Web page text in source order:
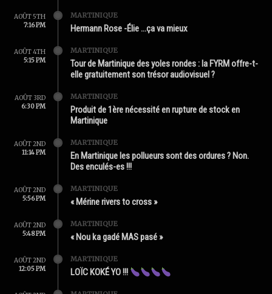
AOÛT 5TH
7:16 PM
MARTINIQUE
Hermann Rose -Élie …ça va mieux
AOÛT 4TH
5:15 PM
MARTINIQUE
Tour de Martinique des yoles rondes : la FYRM offre-t-
elle gratuitement son trésor audiovisuel ?
AOÛT 3RD
6:30 PM
MARTINIQUE
Produit de 1ère nécessité en rupture de stock en
Martinique
AOÛT 2ND
11:14 PM
MARTINIQUE
En Martinique les pollueurs sont des ordures ? Non.
Des enculés-es !!!
AOÛT 2ND
5:56 PM
MARTINIQUE
« Mérine rivers to cross »
AOÛT 2ND
5:48 PM
MARTINIQUE
« Nou ka gadé MAS pasé »
AOÛT 2ND
12:05 PM
MARTINIQUE
LOÏC KOKÉ YO !!!